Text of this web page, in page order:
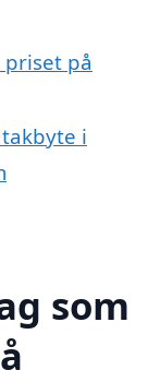
på
i
som